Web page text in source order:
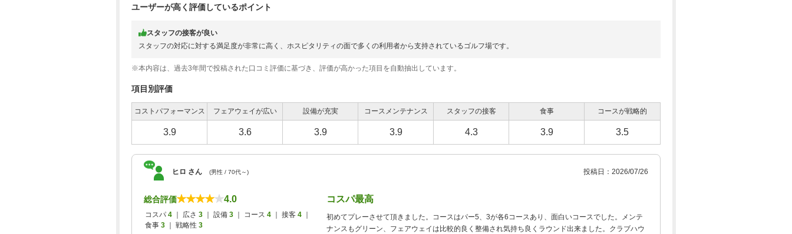
ユーザーが高く評価しているポイント
スタッフの接客が良い
スタッフの対応に対する満足度が非常に高く、ホスピタリティの面で多くの利用者から支持されているゴルフ場です。
※本内容は、過去3年間で投稿された口コミ評価に基づき、評価が高かった項目を自動抽出しています。
項目別評価
コストパフォーマンス フェアウェイが広い 設備が充実 コースメンテナンス スタッフの接客 食事 コースが戦略的
3.9 3.6 3.9 3.9 4.3 3.9 3.5
ヒロ さん (男性 / 70代～) 投稿日：2026/07/26
総合評価 4.0
コスパ 4 ｜ 広さ 3 ｜ 設備 3 ｜ コース 4 ｜ 接客 4
食事 3 ｜ 戦略性 3
コスパ最高
初めてプレーさせて頂きました。コースはパー5、3が各6コースあり、面白いコースでした。メンテ
ナンスもグリーン、フェアウェイは比較的良く整備され気持ち良くラウンド出来ました。クラブハウ